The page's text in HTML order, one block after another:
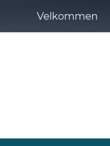
Velkommen